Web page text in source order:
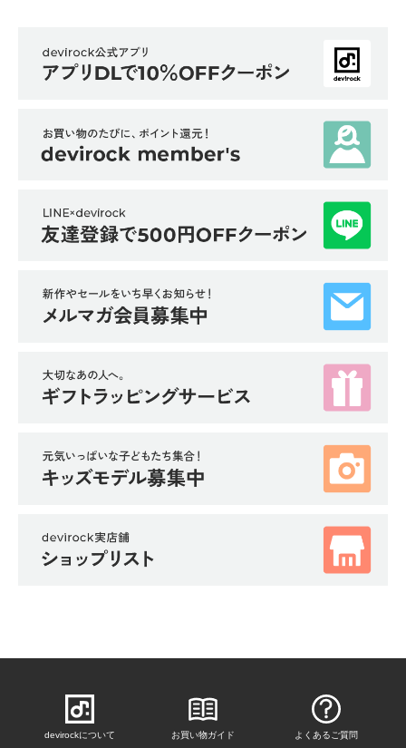
devirockについて お買い物ガイド よくあるご質問